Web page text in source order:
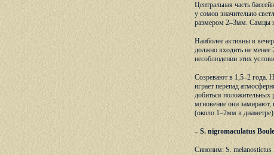
Центральная часть
у сомов значительно
размером 2–3мм. Самцы
Наиболее активны в
должно входить не менее
несоблюдении этих
Созревают в 1,5–2 года.
играет перепад
добиться положительных
мгновение они
(около 1–2мм в
– S. nigromaculatus
Синоним: S. melanostictus